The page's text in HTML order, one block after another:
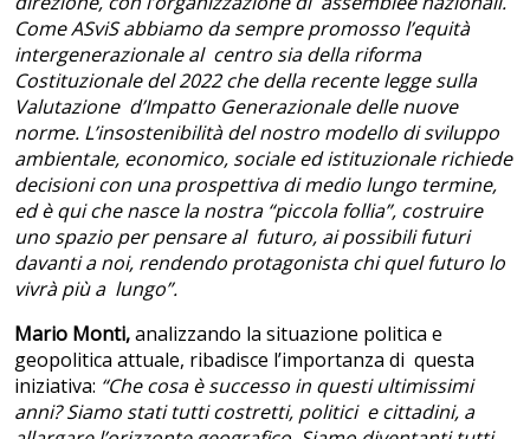
Come ASviS abbiamo da sempre promosso l’equità
intergenerazionale al centro sia della riforma
Costituzionale del 2022 che della recente legge sulla
Valutazione d’Impatto Generazionale delle nuove
norme. L’insostenibilità del nostro modello di sviluppo
ambientale, economico, sociale ed istituzionale richiede
decisioni con una prospettiva di medio lungo termine,
ed è qui che nasce la nostra “piccola follia”, costruire
uno spazio per pensare al futuro, ai possibili futuri
davanti a noi, rendendo protagonista chi quel futuro lo
vivrà più a lungo”.
Mario Monti,analizzando la situazione politica e
geopolitica attuale, ribadisce l’importanza di questa
iniziativa: “Che cosa è successo in questi ultimissimi
anni? Siamo stati tutti costretti, politici e cittadini, a